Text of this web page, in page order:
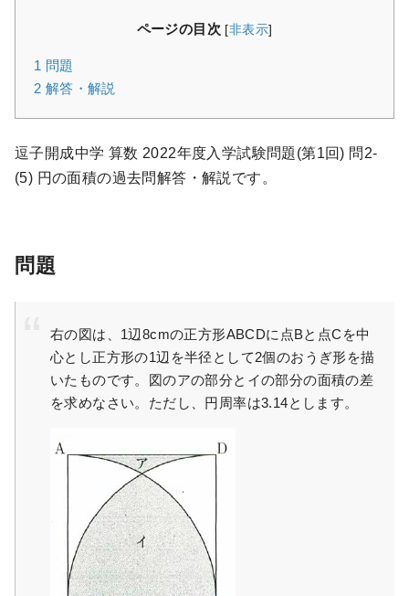
ページの目次 [非表示]
1 問題
2 解答・解説
逗子開成中学 算数 2022年度入学試験問題(第1回) 問2-
(5) 円の面積の過去問解答・解説です。
問題
右の図は、1辺8cmの正方形ABCDに点Bと点Cを中
心とし正方形の1辺を半径として2個のおうぎ形を描
いたものです。図のアの部分とイの部分の面積の差
を求めなさい。ただし、円周率は3.14とします。